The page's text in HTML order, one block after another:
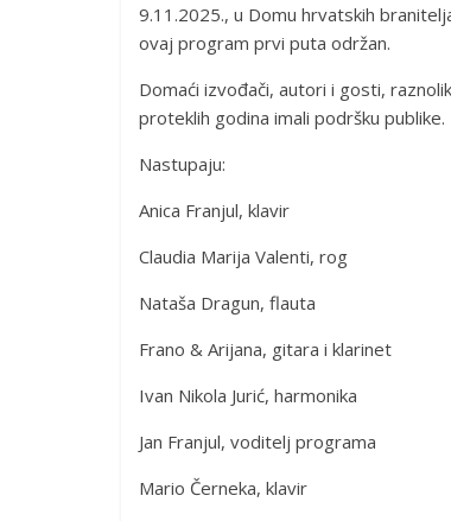
9.11.2025., u Domu hrvatskih
ovaj program prvi puta održan.
Domaći izvođači, autori i gosti,
proteklih godina imali podršku publike.
Nastupaju:
Anica Franjul, klavir
Claudia Marija Valenti, rog
Nataša Dragun, flauta
Frano & Arijana, gitara i klarinet
Ivan Nikola Jurić, harmonika
Jan Franjul, voditelj programa
Mario Černeka, klavir